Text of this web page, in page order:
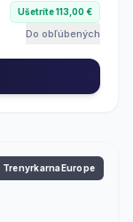
Ušetríte 113,00 €
Do obľúbených
TrenyrkarnaEurope